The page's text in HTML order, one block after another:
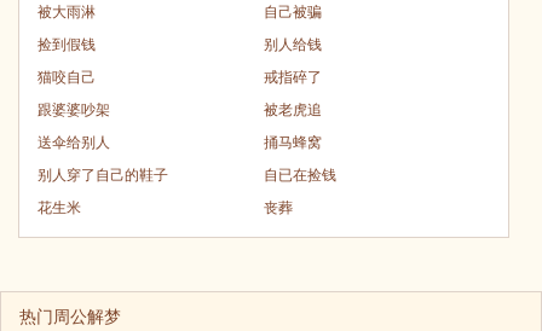
被大雨淋
自己被骗
捡到假钱
别人给钱
猫咬自己
戒指碎了
跟婆婆吵架
被老虎追
送伞给别人
捅马蜂窝
别人穿了自己的鞋子
自已在捡钱
花生米
丧葬
热门周公解梦